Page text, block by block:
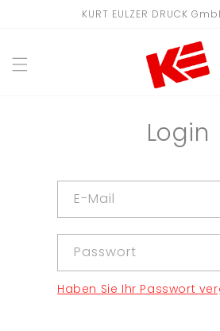
KURT EULZER DRUCK
Login
E-Mail
Passwort
Haben Sie Ihr Passwort